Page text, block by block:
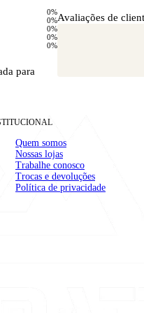
0%
0%
0%
0%
0%
para
Avaliações de
Quem somos
Nossas lojas
Trabalhe conosco
Trocas e devoluções
Política de privacidade